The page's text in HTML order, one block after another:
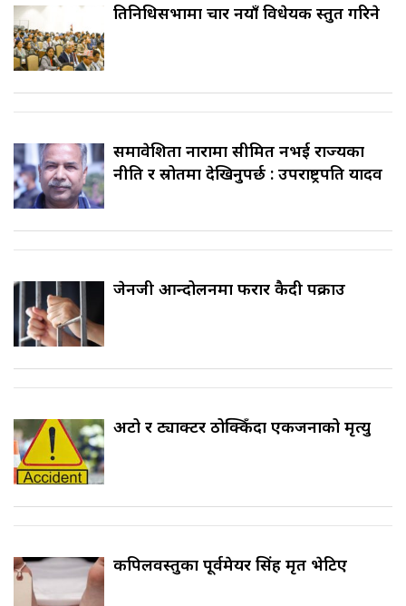
प्रतिनिधिसभामा चार नयाँ विधेयक प्रस्तुत गरिने
समावेशिता नारामा सीमित नभई राज्यका
नीति र स्रोतमा देखिनुपर्छ : उपराष्ट्रपति यादव
जेनजी आन्दोलनमा फरार कैदी पक्राउ
अटो र ट्याक्टर ठोक्किँदा एकजनाको मृत्यु
कपिलवस्तुका पूर्वमेयर सिंह मृत भेटिए